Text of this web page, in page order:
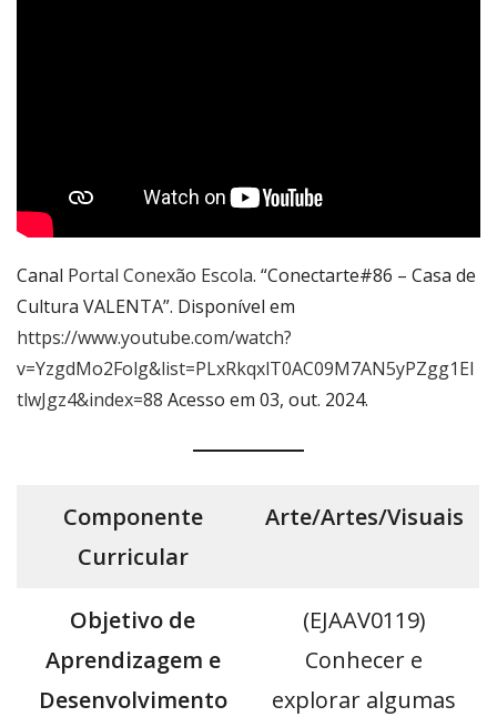
Canal Portal Conexão Escola. “Conectarte#86 – Casa de
Cultura VALENTA”. Disponível em
https://www.youtube.com/watch?
v=YzgdMo2Folg&list=PLxRkqxlT0AC09M7AN5yPZgg1EI
tlwJgz4&index=88 Acesso em 03, out. 2024.
Componente
Curricular
Arte/Artes/Visuais
Objetivo de
Aprendizagem e
Desenvolvimento
(EJAAV0119)
Conhecer e
explorar algumas